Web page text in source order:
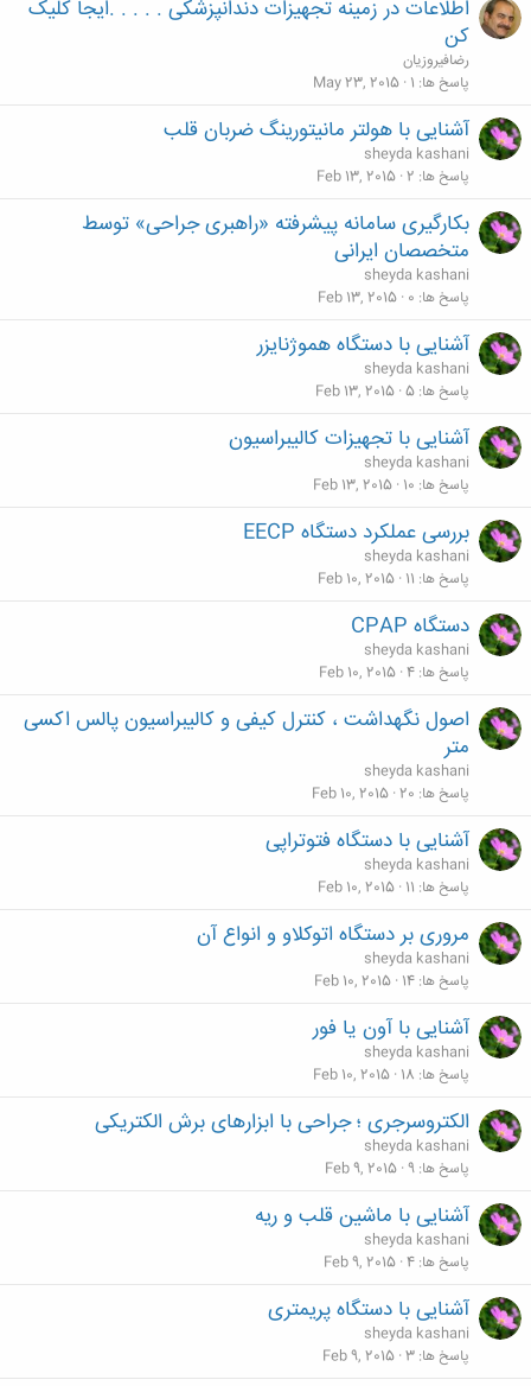
اطلاعات در زمینه تجهیزات دندانپزشکی . . . . .ایجا کلیک
کن
رضافیروزیان
پاسخ ها 1
May 23, 2015
آشنایی با هولتر مانیتورینگ ضربان قلب
sheyda kashani
پاسخ ها 2
Feb 13, 2015
بکارگیری سامانه پیشرفته «راهبری جراحی» توسط
متخصصان ایرانی
sheyda kashani
پاسخ ها 0
Feb 13, 2015
آشنایی با دستگاه هموژنایزر
sheyda kashani
پاسخ ها 5
Feb 13, 2015
آشنایی با تجهیزات کالیبراسیون
sheyda kashani
پاسخ ها 10
Feb 13, 2015
بررسی عملکرد دستگاه EECP
sheyda kashani
پاسخ ها 11
Feb 10, 2015
دستگاه CPAP
sheyda kashani
پاسخ ها 4
Feb 10, 2015
اصول نگهداشت ، کنترل کیفی و کالیبراسیون پالس اکسی
متر
sheyda kashani
پاسخ ها 20
Feb 10, 2015
آشنایی با دستگاه فتوتراپی
sheyda kashani
پاسخ ها 11
Feb 10, 2015
مروری بر دستگاه اتوکلاو و انواع آن
sheyda kashani
پاسخ ها 14
Feb 10, 2015
آشنایی با آون يا فور
sheyda kashani
پاسخ ها 18
Feb 10, 2015
الکتروسرجری ؛ جراحی با ابزارهای برش الکتريکی
sheyda kashani
پاسخ ها 9
Feb 9, 2015
آشنایی با ماشین قلب و ریه
sheyda kashani
پاسخ ها 4
Feb 9, 2015
آشنایی با دستگاه پریمتری
sheyda kashani
پاسخ ها 3
Feb 9, 2015